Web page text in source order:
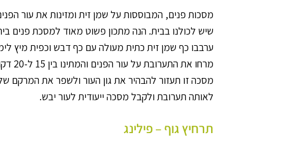
מסכות פנים, המבוססות על שמן זית ומזינות את עור
שיש לכולנו בבית. הנה מתכון פשוט מאוד למסכת פנים
ערבבו כף שמן זית כתית מעולה עם כף דבש וכפית מיץ
מרחו את התערובת על עור הפנים והמתינו בין 15 ל-20 דקות, לפני ששוטפים.
לאותה תערובת ולקבל מסכה ייעודית לעור יבש.
תרחיץ גוף – פילינג